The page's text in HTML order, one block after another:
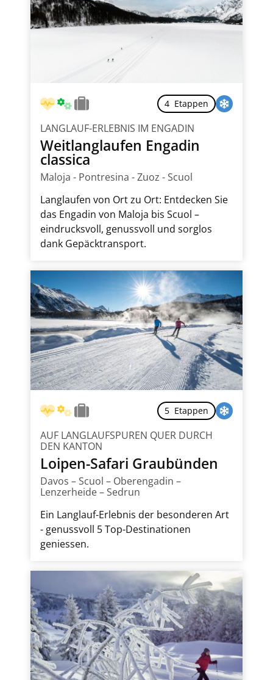
4 Etappen
LANGLAUF-ERLEBNIS IM ENGADIN
Weitlanglaufen Engadin
classica
Maloja - Pontresina - Zuoz - Scuol
Langlaufen von Ort zu Ort: Entdecken Sie
das Engadin von Maloja bis Scuol –
eindrucksvoll, genussvoll und sorglos
dank Gepäcktransport.
5 Etappen
AUF LANGLAUFSPUREN QUER DURCH
DEN KANTON
Loipen-Safari Graubünden
Davos – Scuol – Oberengadin –
Lenzerheide – Sedrun
Ein Langlauf-Erlebnis der besonderen Art
- genussvoll 5 Top-Destinationen
geniessen.